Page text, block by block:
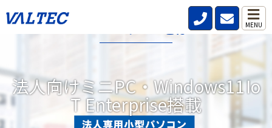
MENU
法人向けミニPC・Windows11Io
T Enterprise搭載
VALTECミニPCとは?
データレス、パスワードレス、強固なセキュリティ機能を標準搭
載した小型パソコンです。
リモートワークが当たり前の時代にどこからでも安全、快適、効
率的な働き方を実現。DXにつながる3つの機能を備えています。